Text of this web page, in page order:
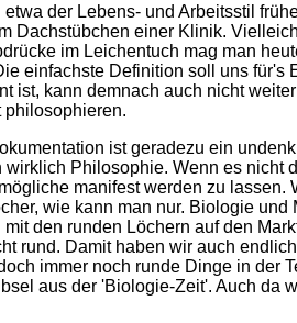
der Lebens- und Arbeitsstil
Dachstübchen einer Klinik.
im Leichentuch mag man
einfachste Definition soll uns
ist, kann demnach auch nicht
philosophieren.
ist geradezu ein
Philosophie. Wenn es
manifest werden zu
wie kann man nur. Biologie
den runden Löchern auf den
rund. Damit haben wir auch
immer noch runde Dinge in der
aus der 'Biologie-Zeit'. Auch da